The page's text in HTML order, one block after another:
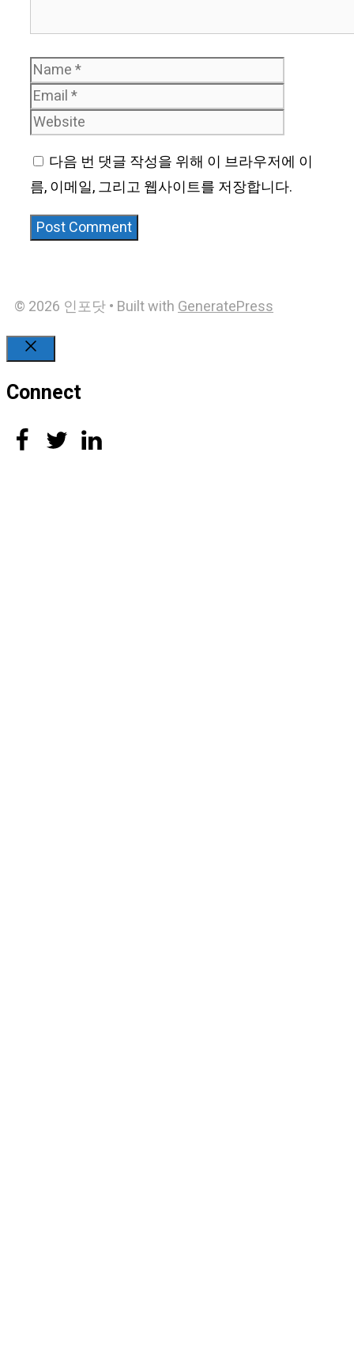
Name
다음 번 댓글 작성을 위해 이 브라우저에 이
름, 이메일, 그리고 웹사이트를 저장합니다.
© 2026 인포닷• Built withGeneratePress
Connect